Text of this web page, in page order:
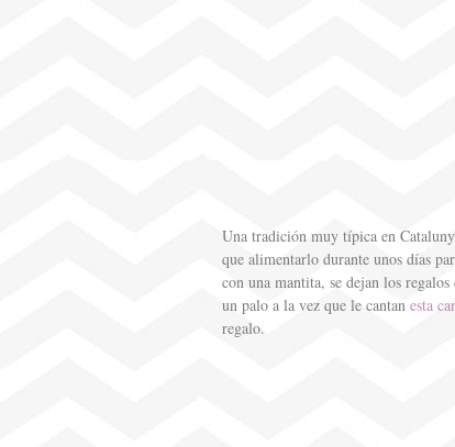
Una tradición muy típica en
que alimentarlo durante unos días
con una mantita, se dejan los
un palo a la vez que le cantan esta
regalo.